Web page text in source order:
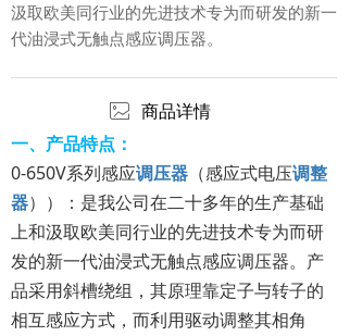
汲取欧美同行业的先进技术专为而研发的新一
代油浸式无触点感应调压器。
商品详情
一、产品特点：
0-650V系列感应调压器 （感应式电压调整
器））：是我公司在二十多年的生产基础
上和汲取欧美同行业的先进技术专为而研
发的新一代油浸式无触点感应调压器。产
品采用斜槽绕组，其原理靠定子与转子的
相互感应方式，而利用驱动调整其相角
ꂈ